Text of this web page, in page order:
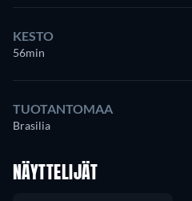
KESTO
56min
TUOTANTOMAA
Brasilia
NÄYTTELIJÄT